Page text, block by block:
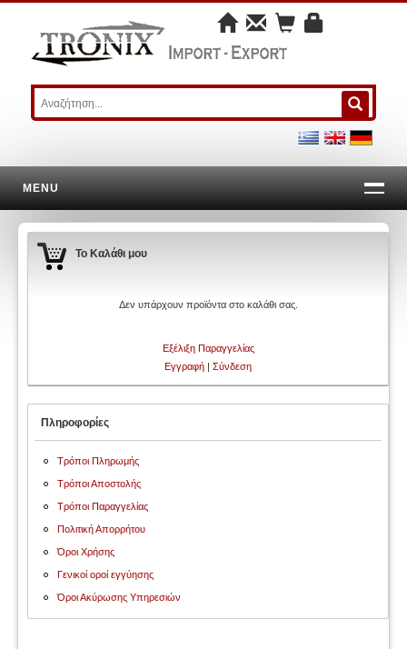
MENU
Το Καλάθι μου
Δεν υπάρχουν προϊόντα στο καλάθι σας.
Εξέλιξη Παραγγελίας
Εγγραφή | Σύνδεση
Πληροφορίες
Τρόποι Πληρωμής
Τρόποι Αποστολής
Τρόποι Παραγγελίας
Πολιτική Απορρήτου
Όροι Χρήσης
Γενικοί οροί εγγύησης
Όροι Ακύρωσης Υπηρεσιών